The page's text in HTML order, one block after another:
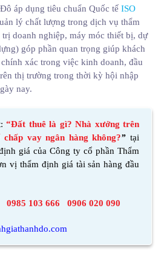
áp dụng tiêu chuẩn Quốc tế ISO
lý chất lượng trong dịch vụ thẩm
doanh nghiệp, máy móc thiết bị, dự
góp phần quan trọng giúp khách
xác trong việc kinh doanh, đầu
thị trường trong thời kỳ hội nhập
nay.
“Đất thuê là gì? Nhà xưởng trên
vay ngân hàng không?” tại
giá của Công ty cổ phần Thẩm
vị thẩm định giá tài sản hàng đầu
0985 103 666 0906 020 090